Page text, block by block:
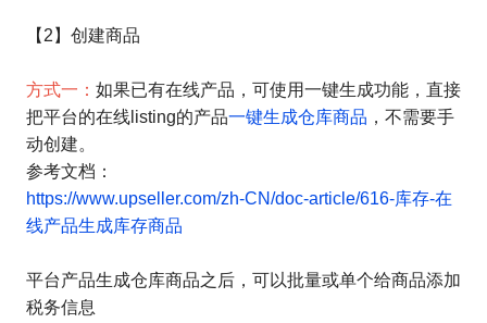
【2】创建商品
方式一： 如果已有在线产品，可使用一键生成功能，直接
把平台的在线listing的产品一键生成仓库商品 ，不需要手
动创建。
参考文档：
https://www.upseller.com/zh-CN/doc-article/616-库存-在
线产品生成库存商品
平台产品生成仓库商品之后，可以批量或单个给商品添加
税务信息